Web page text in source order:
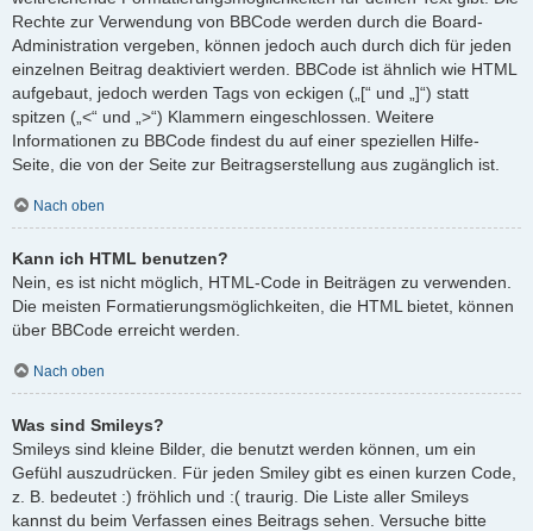
Rechte zur Verwendung von BBCode werden durch die Board-
Administration vergeben, können jedoch auch durch dich für jeden
einzelnen Beitrag deaktiviert werden. BBCode ist ähnlich wie HTML
aufgebaut, jedoch werden Tags von eckigen („[“ und „]“) statt
spitzen („<“ und „>“) Klammern eingeschlossen. Weitere
Informationen zu BBCode findest du auf einer speziellen Hilfe-
Seite, die von der Seite zur Beitragserstellung aus zugänglich ist.
Nach oben
Kann ich HTML benutzen?
Nein, es ist nicht möglich, HTML-Code in Beiträgen zu verwenden.
Die meisten Formatierungsmöglichkeiten, die HTML bietet, können
über BBCode erreicht werden.
Nach oben
Was sind Smileys?
Smileys sind kleine Bilder, die benutzt werden können, um ein
Gefühl auszudrücken. Für jeden Smiley gibt es einen kurzen Code,
z. B. bedeutet :) fröhlich und :( traurig. Die Liste aller Smileys
kannst du beim Verfassen eines Beitrags sehen. Versuche bitte